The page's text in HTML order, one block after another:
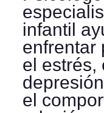
infantil
enfrentar
el estrés,
el